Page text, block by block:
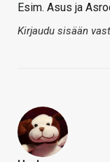
Esim. Asus ja
Kirjaudu sisään